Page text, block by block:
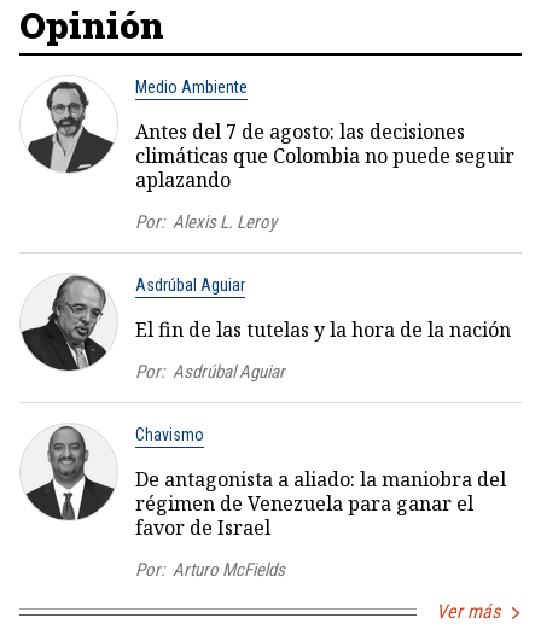
Opinión
Medio Ambiente
Antes del 7 de agosto: las decisiones
climáticas que Colombia no puede seguir
aplazando
Por: Alexis L. Leroy
Asdrúbal Aguiar
El fin de las tutelas y la hora de la nación
Por: Asdrúbal Aguiar
Chavismo
De antagonista a aliado: la maniobra del
régimen de Venezuela para ganar el
favor de Israel
Por: Arturo McFields
Ver más